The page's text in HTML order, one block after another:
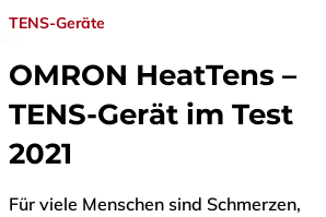
TENS-Geräte
OMRON HeatTens –
TENS-Gerät im Test
2021
Für viele Menschen sind Schmerzen,